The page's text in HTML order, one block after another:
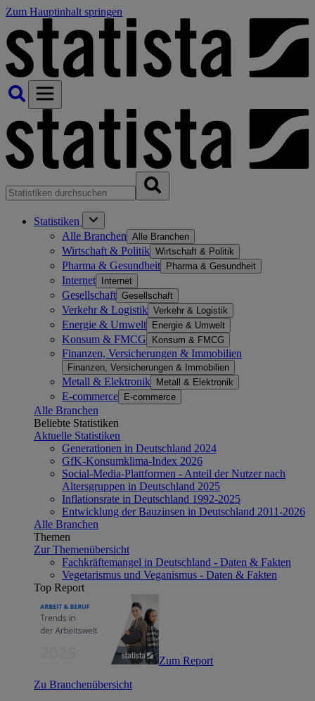
Zum Hauptinhalt springen
Statistiken
Alle Branchen Alle Branchen
Wirtschaft & Politik Wirtschaft & Politik
Pharma & Gesundheit Pharma & Gesundheit
Internet Internet
Gesellschaft Gesellschaft
Verkehr & Logistik Verkehr & Logistik
Energie & Umwelt Energie & Umwelt
Konsum & FMCG Konsum & FMCG
Finanzen, Versicherungen & Immobilien
Finanzen, Versicherungen & Immobilien
Metall & Elektronik Metall & Elektronik
E-commerce E-commerce
Alle Branchen
Beliebte Statistiken
Aktuelle Statistiken
Generationen in Deutschland 2024
GfK-Konsumklima-Index 2026
Social-Media-Plattformen - Anteil der Nutzer nach
Altersgruppen in Deutschland 2025
Inflationsrate in Deutschland 1992-2025
Entwicklung der Bauzinsen in Deutschland 2011-2026
Alle Branchen
Themen
Zur Themenübersicht
Fachkräftemangel in Deutschland - Daten & Fakten
Vegetarismus und Veganismus - Daten & Fakten
Top Report
Zum Report
Zu Branchenübersicht